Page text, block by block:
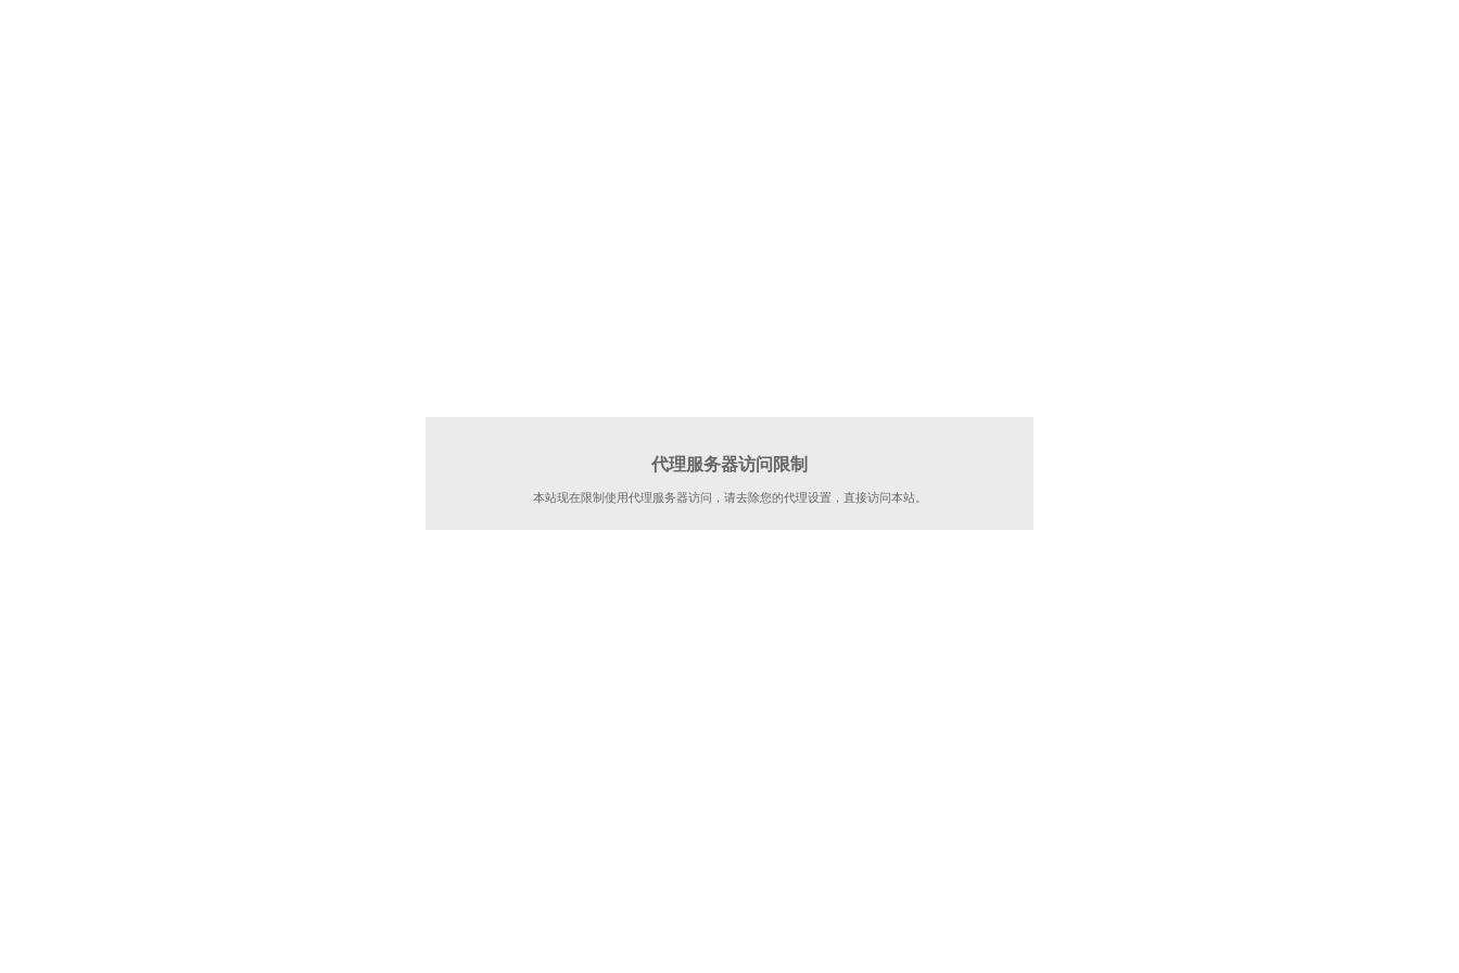
代理服务器访问限制
本站现在限制使用代理服务器访问，请去除您的代理设置，直接访问本站。